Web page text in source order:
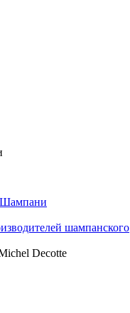
шампанского
Decotte